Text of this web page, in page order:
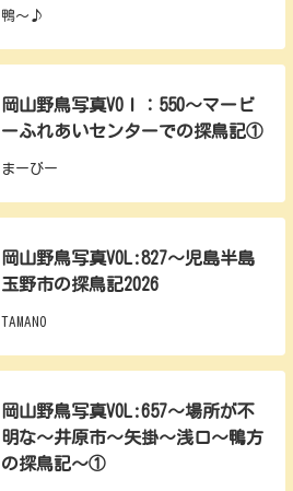
鴨～♪
岡山野鳥写真VOｌ：550～マービ
ーふれあいセンターでの探鳥記①
まーびー
岡山野鳥写真VOL:827～児島半島
玉野市の探鳥記2026
TAMANO
岡山野鳥写真VOL:657～場所が不
明な～井原市～矢掛～浅口～鴨方
の探鳥記～①